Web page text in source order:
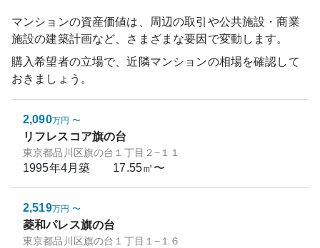
マンションの資産価値は、周辺の取引や公共施設・商業
施設の建築計画など、さまざまな要因で変動します。
購入希望者の立場で、近隣マンションの相場を確認して
おきましょう。
2,090万円 〜
リフレスコア旗の台
東京都品川区旗の台１丁目２−１１
1995年4月築 17.55㎡〜
2,519万円 〜
菱和パレス旗の台
東京都品川区旗の台１丁目１−１６